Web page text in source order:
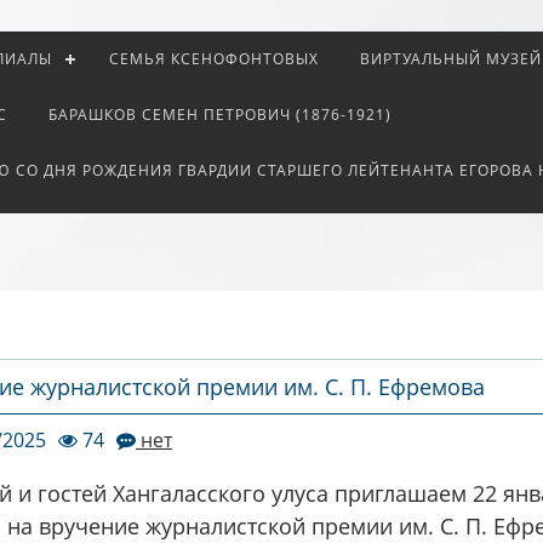
СЕМЬЯ КСЕНОФОНТОВЫХ ВИРТУАЛЬНЫЙ МУЗЕЙ
БАРАШКОВ СЕМЕН ПЕТРОВИЧ (1876-1921)
ДНЯ РОЖДЕНИЯ ГВАРДИИ СТАРШЕГО ЛЕЙТЕНАНТА ЕГОРОВА
журналистской премии им. С. П. Ефремова
74 нет
и гостей Хангаласского улуса приглашаем 22
на вручение журналистской премии им. С. П.